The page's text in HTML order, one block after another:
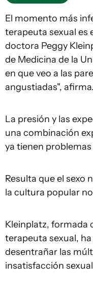
El momento más
terapeuta sexual es
doctora Peggy
de Medicina de la
en que veo a las
angustiadas", afirma.
La presión y las
una combinación
ya tienen
Resulta que el sexo
la cultura popular
Kleinplatz, formada
terapeuta sexual,
desentrañar las
insatisfacción